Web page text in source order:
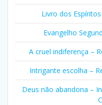
Livro dos
Evangelho
A cruel indiferença –
Intrigante escolha –
Deus não abandona –